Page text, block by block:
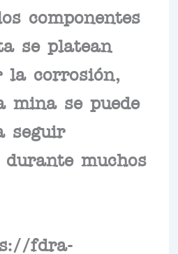
componentes
se platean
la corrosión,
mina se puede
seguir
durante muchos
fdra-